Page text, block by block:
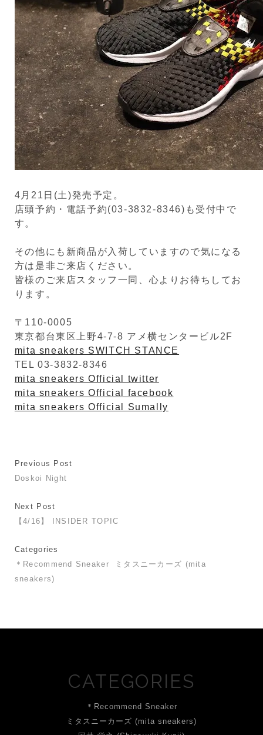
4月21日(土)発売予定。
店頭予約・電話予約(03-3832-8346)も受付中で
す。
その他にも新商品が入荷していますので気になる
方は是非ご来店ください。
皆様のご来店スタッフ一同、心よりお待ちしてお
ります。
〒110-0005
東京都台東区上野4-7-8 アメ横センタービル2F
mita sneakers SWITCH STANCE
TEL 03-3832-8346
mita sneakers Official twitter
mita sneakers Official facebook
mita sneakers Official Sumally
Previous Post
Doskoi Night
Next Post
【4/16】 INSIDER TOPIC
Categories
＊Recommend Sneaker
ミタスニーカーズ (mita
sneakers)
CATEGORIES
＊Recommend Sneaker
ミタスニーカーズ (mita sneakers)